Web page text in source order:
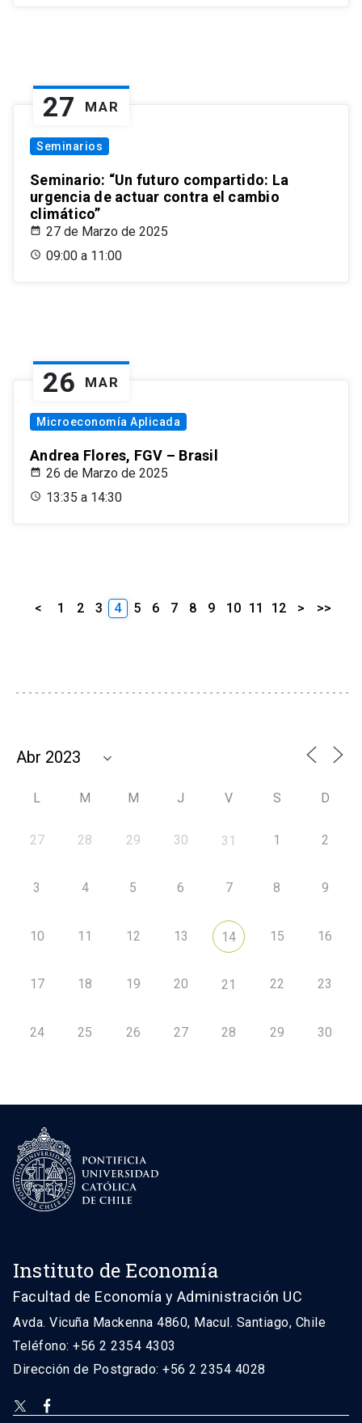
27 MAR
Seminarios
Seminario: “Un futuro compartido: La
urgencia de actuar contra el cambio
climático”
27 de Marzo de 2025
09:00 a 11:00
26 MAR
Microeconomía Aplicada
Andrea Flores, FGV – Brasil
26 de Marzo de 2025
13:35 a 14:30
< 1 2 3 4 5 6 7 8 9 10 11 12 > >>
L M M J V S D
27 28 29 30 31 1 2
3 4 5 6 7 8 9
10 11 12 13 14 15 16
17 18 19 20 21 22 23
24 25 26 27 28 29 30
Instituto de Economía
Facultad de Economía y Administración UC
Avda. Vicuña Mackenna 4860, Macul. Santiago, Chile
Teléfono: +56 2 2354 4303
Dirección de Postgrado: +56 2 2354 4028